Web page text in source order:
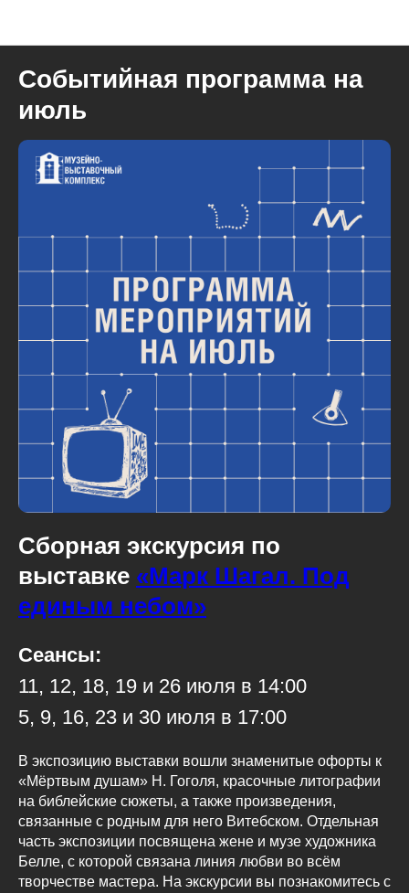
Событийная программа на
июль
Сборная экскурсия по
выставке «Марк Шагал. Под
единым небом»
Сеансы:
11, 12, 18, 19 и 26 июля в 14:00
5, 9, 16, 23 и 30 июля в 17:00
В экспозицию выставки вошли знаменитые офорты к
«Мёртвым душам» Н. Гоголя, красочные литографии
на библейские сюжеты, а также произведения,
связанные с родным для него Витебском. Отдельная
часть экспозиции посвящена жене и музе художника
Белле, с которой связана линия любви во всём
творчестве мастера. На экскурсии вы познакомитесь с